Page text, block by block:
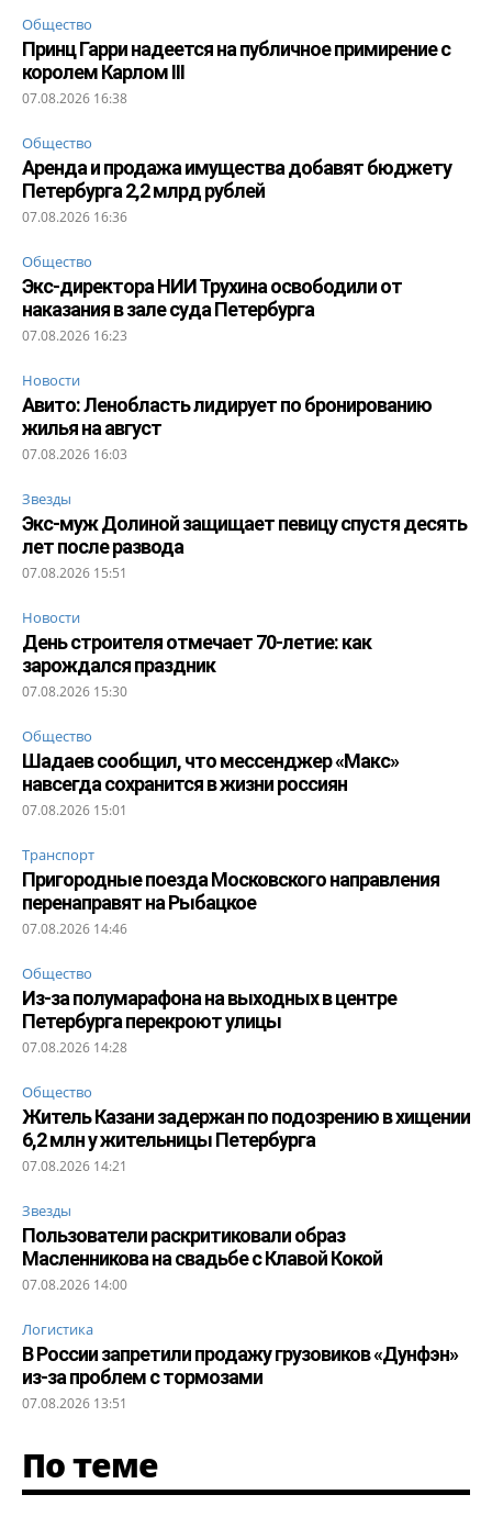
Общество
Принц Гарри надеется на публичное примирение с
королем Карлом III
07.08.2026 16:38
Общество
Аренда и продажа имущества добавят бюджету
Петербурга 2,2 млрд рублей
07.08.2026 16:36
Общество
Экс-директора НИИ Трухина освободили от
наказания в зале суда Петербурга
07.08.2026 16:23
Новости
Авито: Ленобласть лидирует по бронированию
жилья на август
07.08.2026 16:03
Звезды
Экс-муж Долиной защищает певицу спустя десять
лет после развода
07.08.2026 15:51
Новости
День строителя отмечает 70-летие: как
зарождался праздник
07.08.2026 15:30
Общество
Шадаев сообщил, что мессенджер «Макс»
навсегда сохранится в жизни россиян
07.08.2026 15:01
Транспорт
Пригородные поезда Московского направления
перенаправят на Рыбацкое
07.08.2026 14:46
Общество
Из-за полумарафона на выходных в центре
Петербурга перекроют улицы
07.08.2026 14:28
Общество
Житель Казани задержан по подозрению в хищении
6,2 млн у жительницы Петербурга
07.08.2026 14:21
Звезды
Пользователи раскритиковали образ
Масленникова на свадьбе с Клавой Кокой
07.08.2026 14:00
Логистика
В России запретили продажу грузовиков «Дунфэн»
из-за проблем с тормозами
07.08.2026 13:51
По теме